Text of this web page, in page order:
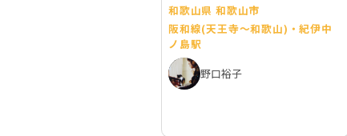
和歌山県 和歌山市
阪和線(天王寺～和歌山)・紀伊中
ノ島駅
野口裕子